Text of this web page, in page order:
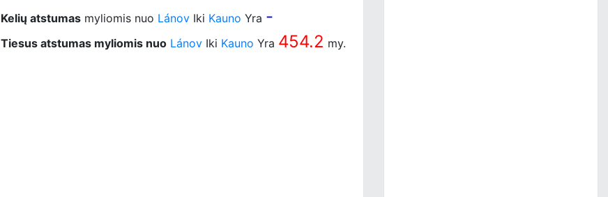
Kelių atstumas myliomis nuo Lánov Iki Kauno Yra -
Tiesus atstumas myliomis nuo Lánov Iki Kauno Yra 454.2 my.